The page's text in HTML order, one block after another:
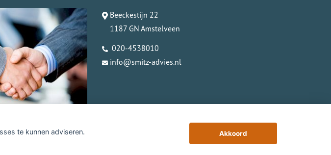
te kunnen adviseren.
Akkoord
Beeckestijn 22
1187 GN Amstelveen
020-4538010
info@smitz-advies.nl